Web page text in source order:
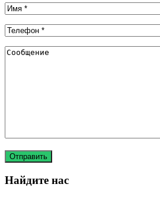
Найдите нас